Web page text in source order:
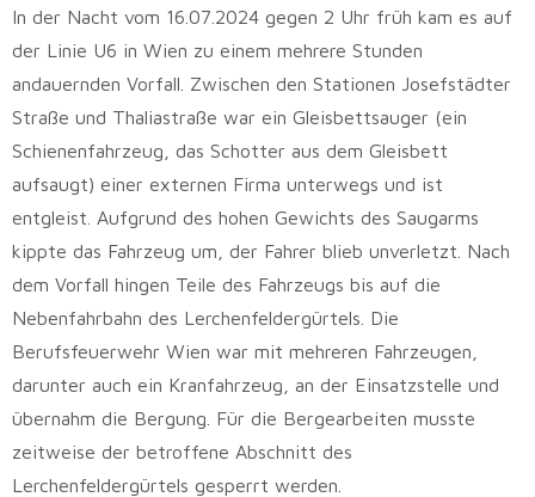
In der Nacht vom 16.07.2024 gegen 2 Uhr früh kam es auf
der Linie U6 in Wien zu einem mehrere Stunden
andauernden Vorfall. Zwischen den Stationen Josefstädter
Straße und Thaliastraße war ein Gleisbettsauger (ein
Schienenfahrzeug, das Schotter aus dem Gleisbett
aufsaugt) einer externen Firma unterwegs und ist
entgleist. Aufgrund des hohen Gewichts des Saugarms
kippte das Fahrzeug um, der Fahrer blieb unverletzt. Nach
dem Vorfall hingen Teile des Fahrzeugs bis auf die
Nebenfahrbahn des Lerchenfeldergürtels. Die
Berufsfeuerwehr Wien war mit mehreren Fahrzeugen,
darunter auch ein Kranfahrzeug, an der Einsatzstelle und
übernahm die Bergung. Für die Bergearbeiten musste
zeitweise der betroffene Abschnitt des
Lerchenfeldergürtels gesperrt werden.